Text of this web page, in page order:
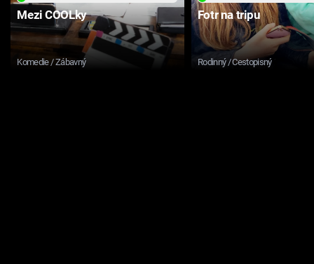
Mezi COOLky
Komedie / Zábavný
Fotr na tripu
Rodinný / Cestopisný